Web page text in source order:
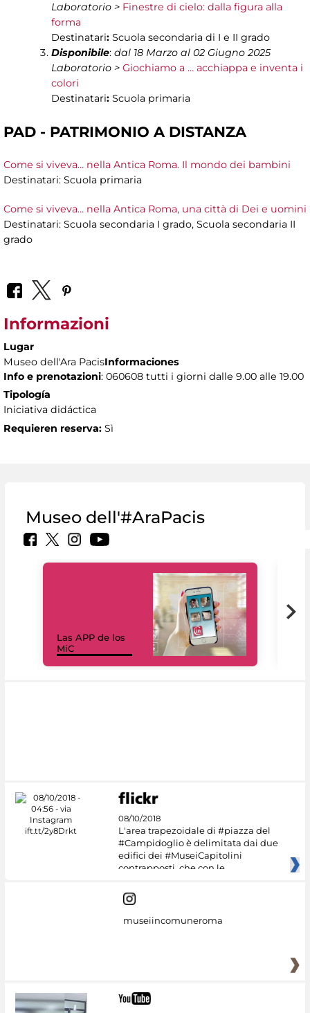
Laboratorio > Finestre di cielo: dalla figura alla
forma
Destinatari: Scuola secondaria di I e II grado
Disponibile: dal 18 Marzo al 02 Giugno 2025
Laboratorio > Giochiamo a … acchiappa e inventa i
colori
Destinatari: Scuola primaria
PAD - PATRIMONIO A DISTANZA
Come si viveva… nella Antica Roma. Il mondo dei bambini
Destinatari: Scuola primaria
Come si viveva… nella Antica Roma, una città di Dei e uomini
Destinatari: Scuola secondaria I grado, Scuola secondaria II
grado
Informazioni
Lugar
Museo dell'Ara PacisInformaciones
Info e prenotazioni: 060608 tutti i giorni dalle 9.00 alle 19.00
Tipología
Iniciativa didáctica
Requieren reserva: Sì
Museo dell'#AraPacis
Las APP de los
MiC
08/10/2018
L'area trapezoidale di #piazza del
#Campidoglio è delimitata dai due
edifici dei #MuseiCapitolini
contrapposti, che con le
museiincomuneroma